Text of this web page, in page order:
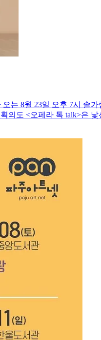
는 8월 23일 오후 7시 솔
도 <오페라 톡 talk>은